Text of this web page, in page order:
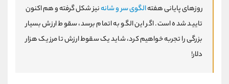
روزهای پایانی هفتهالگوی سر و شانهنیز شکل گرفته و هم اکنون
تایید شده است. اگر این الگو به اتمام برسد، سقوط ارزش بسیار
بزرگی را تجربه خواهیم کرد، شاید یک سقوط ارزش تا مرز یک هزار
دلار!